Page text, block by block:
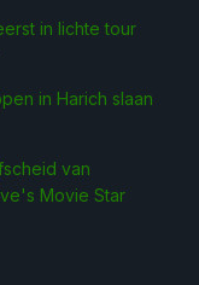
in lichte tour
in Harich slaan
van
Movie Star